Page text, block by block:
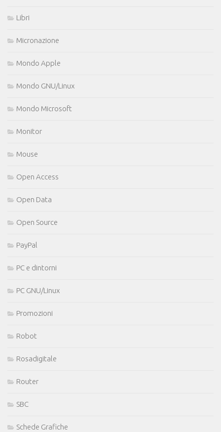
Libri
Micronazione
Mondo Apple
Mondo GNU/Linux
Mondo Microsoft
Monitor
Mouse
Open Access
Open Data
Open Source
PayPal
PC e dintorni
PC GNU/Linux
Promozioni
Robot
Rosadigitale
Router
SBC
Schede Grafiche